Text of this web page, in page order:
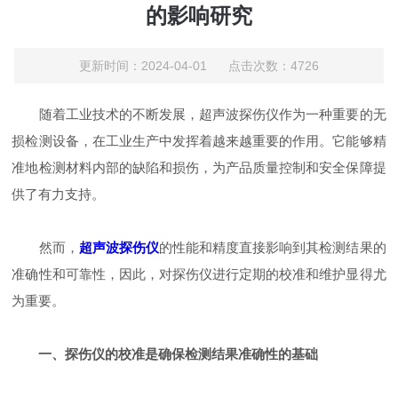
的影响研究
更新时间：2024-04-01 点击次数：4726
随着工业技术的不断发展，超声波探伤仪作为一种重要的无
损检测设备，在工业生产中发挥着越来越重要的作用。它能够精
准地检测材料内部的缺陷和损伤，为产品质量控制和安全保障提
供了有力支持。
然而， 超声波探伤仪的性能和精度直接影响到其检测结果的
准确性和可靠性，因此，对探伤仪进行定期的校准和维护显得尤
为重要。
一、探伤仪的校准是确保检测结果准确性的基础